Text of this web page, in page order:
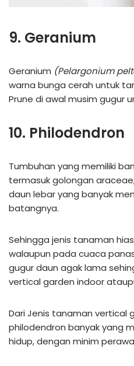
9. Geranium
Geranium (Pelargonium
warna bunga cerah untuk
Prune di awal musim gugur
10. Philodendron
Tumbuhan yang memiliki
termasuk golongan
daun lebar yang banyak
batangnya.
Sehingga jenis tanaman
walaupun pada cuaca
gugur daun agak lama
vertical garden indoor
Dari Jenis tanaman vertical
philodendron banyak yang
hidup, dengan minim